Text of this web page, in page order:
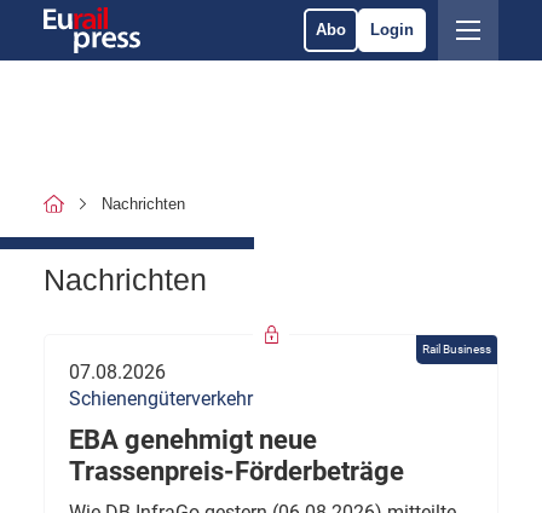
Abo Login
Nachrichten
Nachrichten
Rail Business
07.08.2026
Schienengüterverkehr
EBA genehmigt neue
Trassenpreis-Förderbeträge